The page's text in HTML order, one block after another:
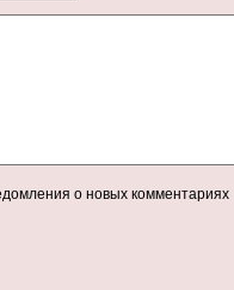
о новых комментариях